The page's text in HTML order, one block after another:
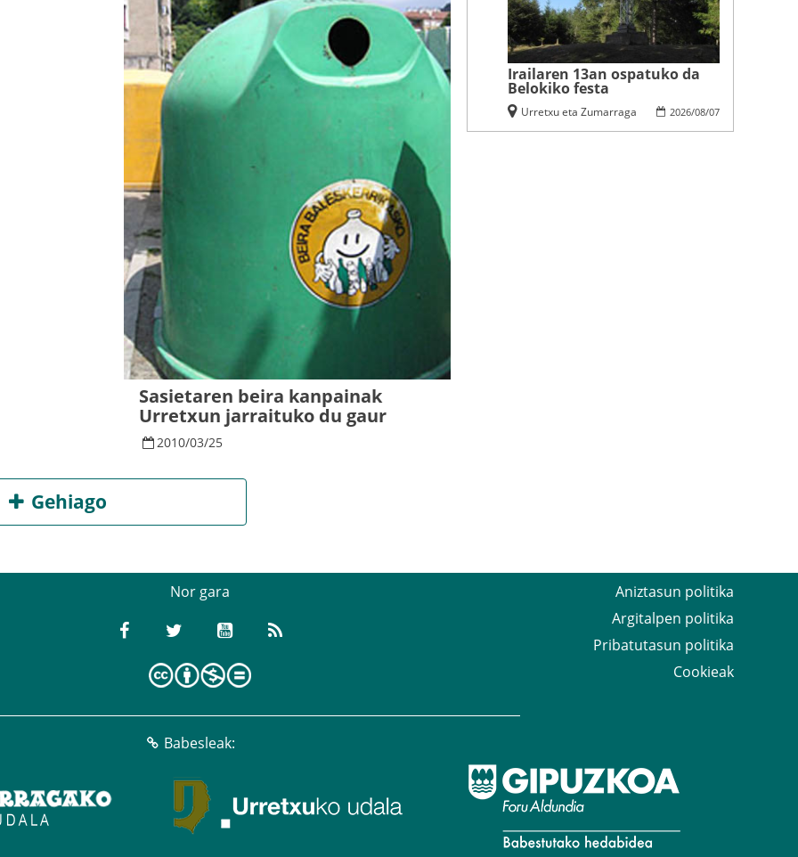
Sasietaren beira kanpainak
Urretxun jarraituko du gaur
2010/03/25
Gehiago
Irailaren 13an ospatuko da
Belokiko festa
2026/08/07
Urretxu eta Zumarraga
Nor gara
Aniztasun politika
Argitalpen politika
Pribatutasun politika
Cookieak
Babesleak: